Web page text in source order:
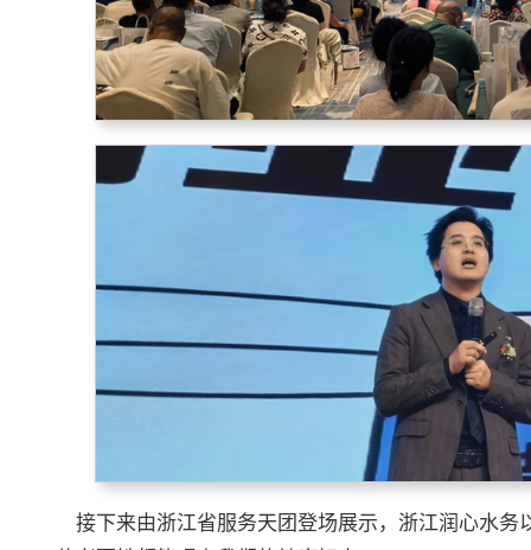
接下来由浙江省服务天团登场展示，浙江润心水